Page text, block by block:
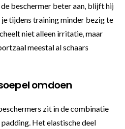
beschermer beter aan, blijft hij
tijdens training minder bezig te
niet alleen irritatie, maar
meestal al schaars
omdoen
zit in de combinatie
Het elastische deel